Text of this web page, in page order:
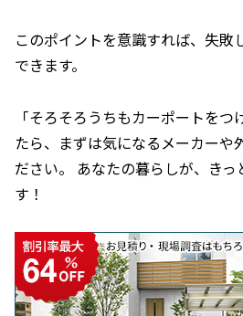
このポイントを意識すれば、失敗
できます。
「そろそろうちもカーポートを
たら、まずは気になるメーカーや
ださい。 あなたの暮らしが、き
す！